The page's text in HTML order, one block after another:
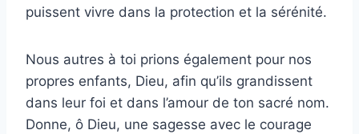
puissent vivre dans la protection et la sérénité.
Nous autres à toi prions également pour nos
propres enfants, Dieu, afin qu’ils grandissent
dans leur foi et dans l’amour de ton sacré nom.
Donne, ô Dieu, une sagesse avec le courage